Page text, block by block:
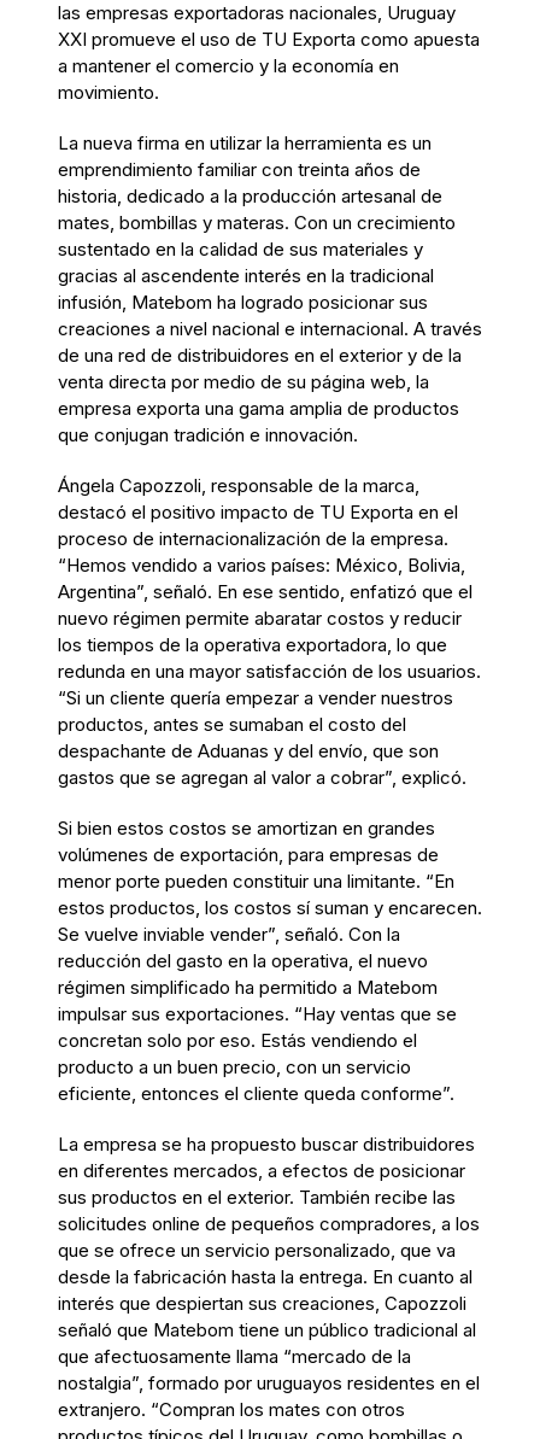
las empresas exportadoras nacionales, Uruguay
XXI promueve el uso de TU Exporta como apuesta
a mantener el comercio y la economía en
movimiento.
La nueva firma en utilizar la herramienta es un
emprendimiento familiar con treinta años de
historia, dedicado a la producción artesanal de
mates, bombillas y materas. Con un crecimiento
sustentado en la calidad de sus materiales y
gracias al ascendente interés en la tradicional
infusión, Matebom ha logrado posicionar sus
creaciones a nivel nacional e internacional. A través
de una red de distribuidores en el exterior y de la
venta directa por medio de su página web, la
empresa exporta una gama amplia de productos
que conjugan tradición e innovación.
Ángela Capozzoli, responsable de la marca,
destacó el positivo impacto de TU Exporta en el
proceso de internacionalización de la empresa.
“Hemos vendido a varios países: México, Bolivia,
Argentina”, señaló. En ese sentido, enfatizó que el
nuevo régimen permite abaratar costos y reducir
los tiempos de la operativa exportadora, lo que
redunda en una mayor satisfacción de los usuarios.
“Si un cliente quería empezar a vender nuestros
productos, antes se sumaban el costo del
despachante de Aduanas y del envío, que son
gastos que se agregan al valor a cobrar”, explicó.
Si bien estos costos se amortizan en grandes
volúmenes de exportación, para empresas de
menor porte pueden constituir una limitante. “En
estos productos, los costos sí suman y encarecen.
Se vuelve inviable vender”, señaló. Con la
reducción del gasto en la operativa, el nuevo
régimen simplificado ha permitido a Matebom
impulsar sus exportaciones. “Hay ventas que se
concretan solo por eso. Estás vendiendo el
producto a un buen precio, con un servicio
eficiente, entonces el cliente queda conforme”.
La empresa se ha propuesto buscar distribuidores
en diferentes mercados, a efectos de posicionar
sus productos en el exterior. También recibe las
solicitudes online de pequeños compradores, a los
que se ofrece un servicio personalizado, que va
desde la fabricación hasta la entrega. En cuanto al
interés que despiertan sus creaciones, Capozzoli
señaló que Matebom tiene un público tradicional al
que afectuosamente llama “mercado de la
nostalgia”, formado por uruguayos residentes en el
extranjero. “Compran los mates con otros